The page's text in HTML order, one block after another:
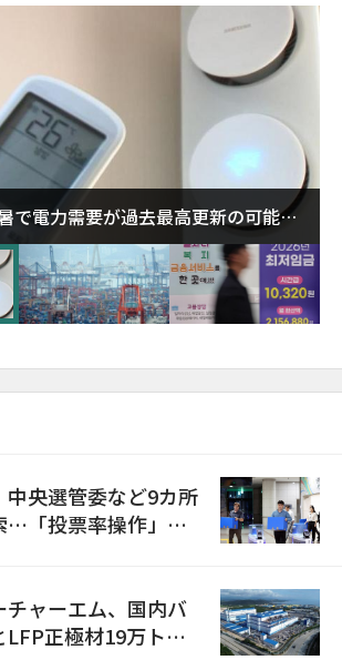
で電力需要が過去最高更新の可能性
を点検
央選管委など9カ所
…「投票率操作」の
チャーエム、国内バ
LFP正極材19万トン